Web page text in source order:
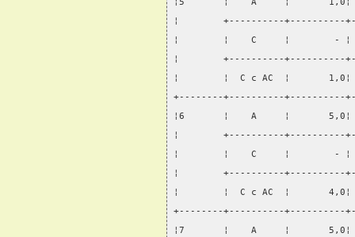
¦        +----------+----------
¦        ¦    С     ¦        - ¦
¦        +----------+----------
¦        ¦  С с АС  ¦
+--------+----------+----------
¦6       ¦    А     ¦
¦        +----------+----------
¦        ¦    С     ¦        - ¦
¦        +----------+----------
¦        ¦  С с АС  ¦
+--------+----------+----------
¦7       ¦    А     ¦